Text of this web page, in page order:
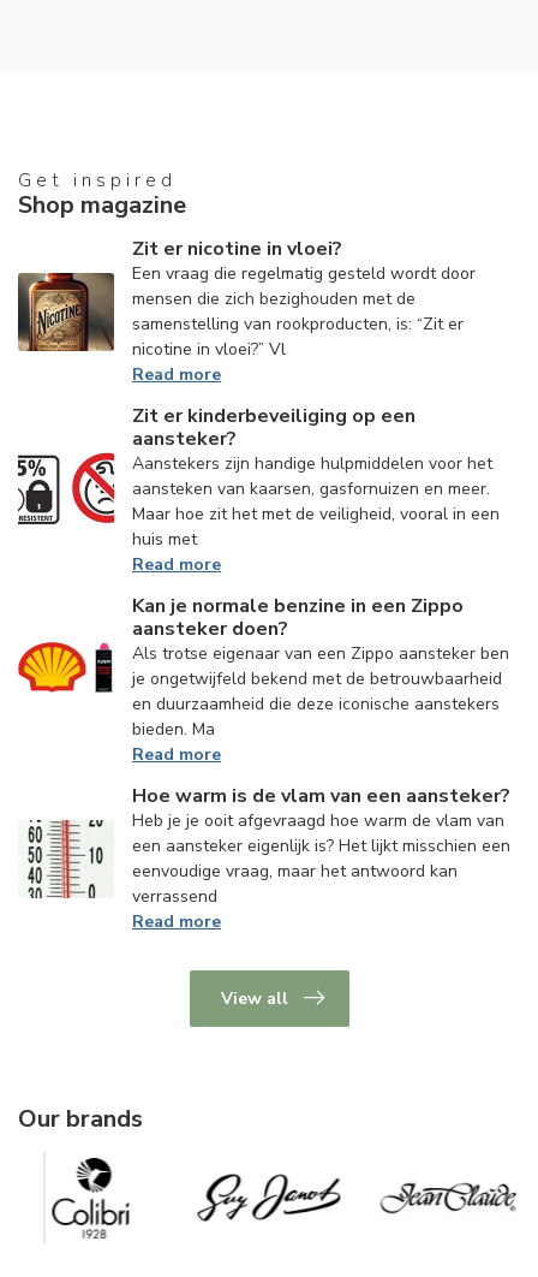
Get inspired
Shop magazine
Zit er nicotine in vloei?
Een vraag die regelmatig gesteld wordt door
mensen die zich bezighouden met de
samenstelling van rookproducten, is: “Zit er
nicotine in vloei?” Vl
Read more
Zit er kinderbeveiliging op een
aansteker?
Aanstekers zijn handige hulpmiddelen voor het
aansteken van kaarsen, gasfornuizen en meer.
Maar hoe zit het met de veiligheid, vooral in een
huis met
Read more
Kan je normale benzine in een Zippo
aansteker doen?
Als trotse eigenaar van een Zippo aansteker ben
je ongetwijfeld bekend met de betrouwbaarheid
en duurzaamheid die deze iconische aanstekers
bieden. Ma
Read more
Hoe warm is de vlam van een aansteker?
Heb je je ooit afgevraagd hoe warm de vlam van
een aansteker eigenlijk is? Het lijkt misschien een
eenvoudige vraag, maar het antwoord kan
verrassend
Read more
View all
Our brands